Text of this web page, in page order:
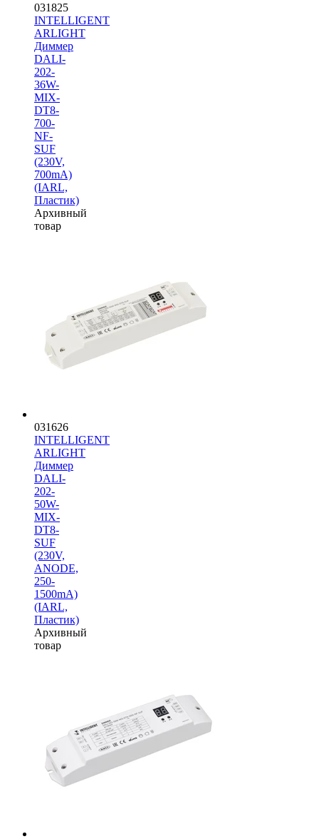
031825
INTELLIGENT
ARLIGHT
Диммер
DALI-
202-
36W-
MIX-
DT8-
700-
NF-
SUF
(230V,
700mА)
(IARL,
Пластик)
Архивный
товар
031626
INTELLIGENT
ARLIGHT
Диммер
DALI-
202-
50W-
MIX-
DT8-
SUF
(230V,
ANODE,
250-
1500mА)
(IARL,
Пластик)
Архивный
товар